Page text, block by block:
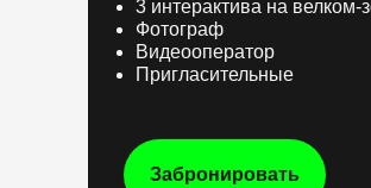
3 интерактива на велком-
Фотограф
Видеооператор
Пригласительные
Забронировать